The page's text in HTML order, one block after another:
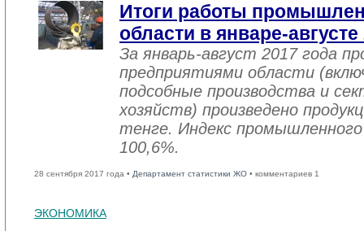
Итоги работы
области в январе-августе
За январь-август 2017 года
предприятиями области
подсобные производства и
хозяйств) произведено
тенге. Индекс
100,6%.
28 сентября 2017 года • Департамент статистики ЖО • комментариев 1
ЭКОНОМИКА